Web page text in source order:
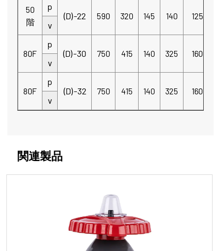
50
階
p
(D)-22
590 320 145 140 125
v
80F
p
(D)-30
750 415 140 325 160
v
80F
p
(D)-32
750 415 140 325 160
v
関連製品